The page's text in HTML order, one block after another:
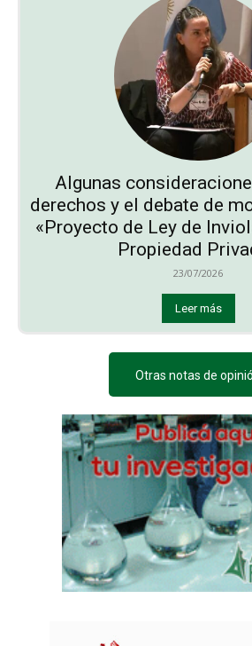
Algunas
derechos y el debate de
«Proyecto de Ley de
Propiedad
23/07/2026
Leer más
Otras notas de